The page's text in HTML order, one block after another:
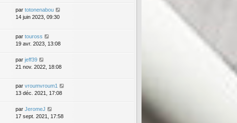
par totonenabou
14 juin 2023, 09:30
par touross
19 avr. 2023, 13:08
par jeff39
21 nov. 2022, 18:08
par vroumvroum1
13 déc. 2021, 17:08
par JeromeJ
17 sept. 2021, 17:58